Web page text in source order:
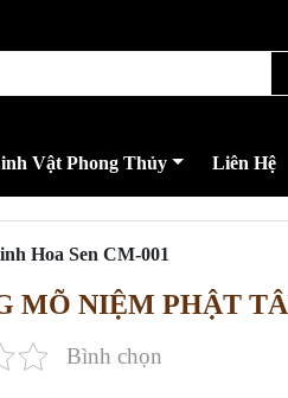
Vật Phong Thủy Liên Hệ
Hoa Sen CM-001
MÕ NIỆM PHẬT
Bình chọn